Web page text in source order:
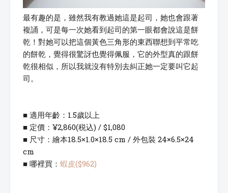
最有趣的是，雖然我有教過她這是起司，她也會跟著
複誦，可是每一次她看到起司的第一眼都會說這是餅
乾！對她可以把這個黃色三角形的東西聯想到平常吃
的餅乾，覺得很驚訝也覺得佩服，它的外型真的跟餅
乾很相似，所以我就沒有特別去糾正她一定要叫它起
司。
■ 適用年齡：1.5歲以上
■ 定價：¥2,860(税込) / $1,080
■ 尺寸：繪本18.5×1.0×18.5 cm / 外包裝 24×6.5×24
cm
■ 哪裡買： 蝦皮($962)